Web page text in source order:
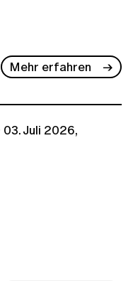
Mehr erfahren
Juli 2026,